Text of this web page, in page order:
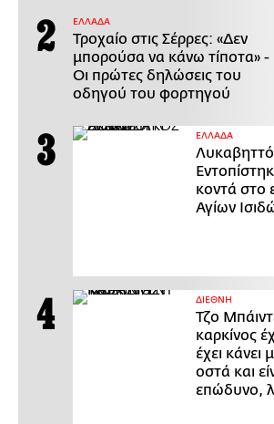
ΕΛΛΑΔΑ
Τροχαίο στις Σέρρες: «Δεν
μπορούσα να κάνω τίποτα» -
Οι πρώτες δηλώσεις του
οδηγού του φορτηγού
ΕΛΛΑΔΑ
κοντά στο
Αγίων
ΔΙΕΘΝΗ
Τζο
καρκίνος
έχει κάνει
οστά και
επώδυνο,